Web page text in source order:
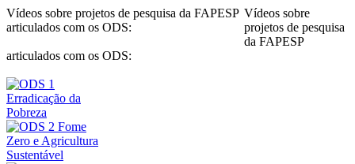
Vídeos sobre projetos de pesquisa da FAPESP
articulados com os ODS:
Vídeos sobre
projetos de pesquisa
da FAPESP
articulados com os ODS: